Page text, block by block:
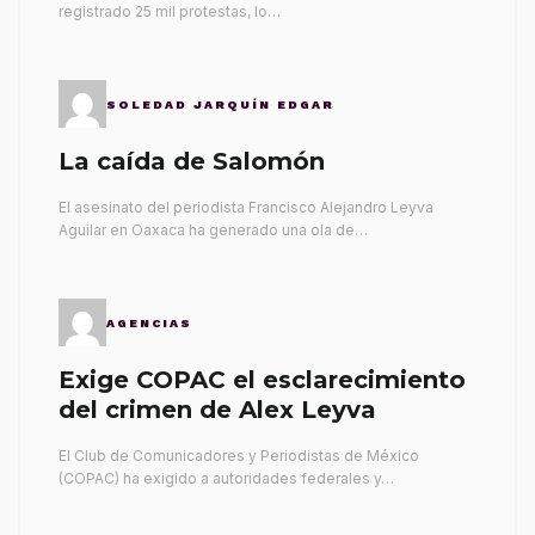
registrado 25 mil protestas, lo…
SOLEDAD JARQUÍN EDGAR
La caída de Salomón
El asesinato del periodista Francisco Alejandro Leyva
Aguilar en Oaxaca ha generado una ola de…
AGENCIAS
Exige COPAC el esclarecimiento
del crimen de Alex Leyva
El Club de Comunicadores y Periodistas de México
(COPAC) ha exigido a autoridades federales y…